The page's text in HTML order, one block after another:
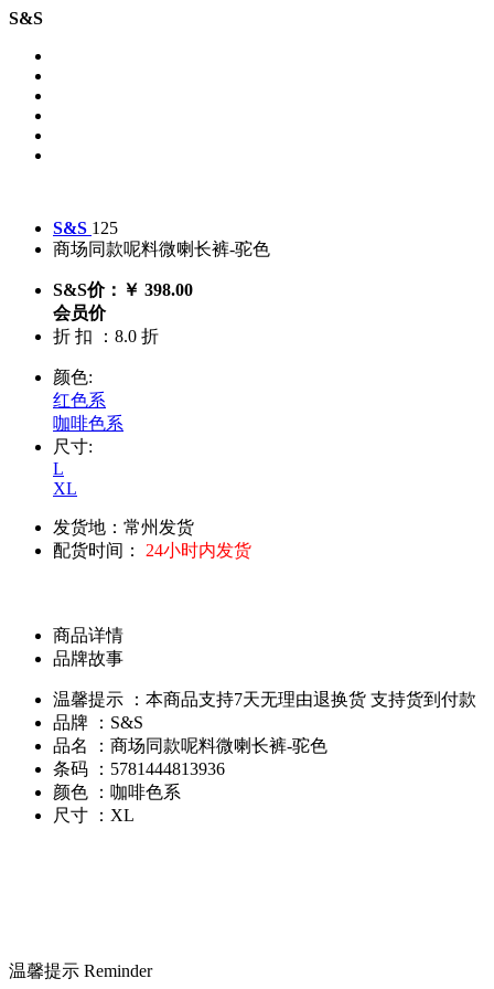
S&S
S&S 125
商场同款呢料微喇长裤-驼色
S&S价：￥ 398.00
会员价
折 扣 ：8.0 折
颜色:
红色系
咖啡色系
尺寸:
L
XL
发货地：常州发货
配货时间： 24小时内发货
商品详情
品牌故事
温馨提示 ：本商品支持7天无理由退换货 支持货到付款
品牌 ：S&S
品名 ：商场同款呢料微喇长裤-驼色
条码 ：5781444813936
颜色 ：咖啡色系
尺寸 ：XL
温馨提示 Reminder